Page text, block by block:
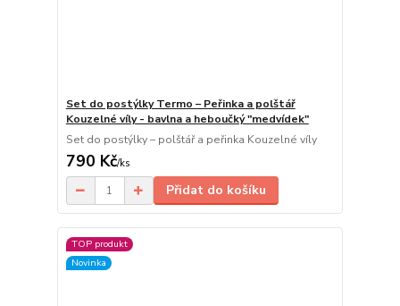
Set do postýlky Termo – Peřinka a polštář
Kouzelné víly - bavlna a heboučký "medvídek"
Set do postýlky – polštář a peřinka Kouzelné víly
790 Kč/ks
Přidat do košíku
TOP produkt
Novinka